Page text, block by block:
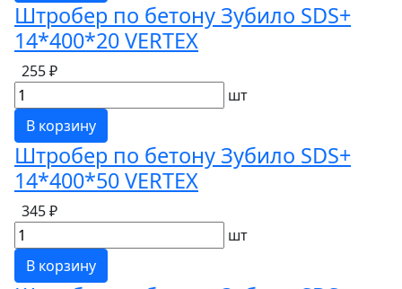
Штробер по бетону Зубило SDS+
14*400*20 VERTEX
255 ₽
шт
В корзину
Штробер по бетону Зубило SDS+
14*400*50 VERTEX
345 ₽
шт
В корзину